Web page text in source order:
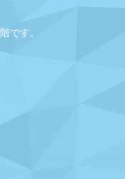
です。